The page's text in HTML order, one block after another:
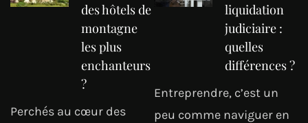
des hôtels de
montagne
les plus
enchanteurs
?
Perchés au cœur des
liquidation
judiciaire :
quelles
différences ?
Entreprendre, c’est un
peu comme naviguer en